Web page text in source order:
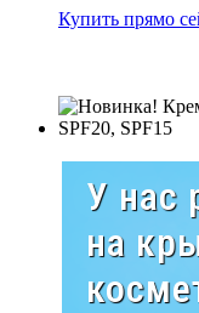
Купить прямо
У нас
на